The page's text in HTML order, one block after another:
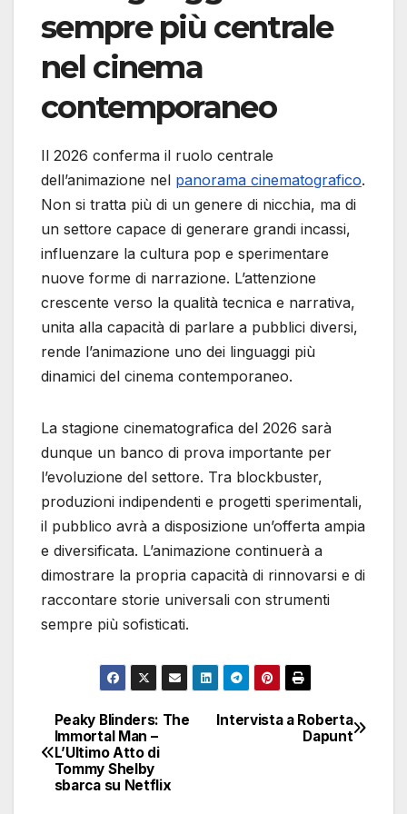
sempre più centrale
nel cinema
contemporaneo
Il 2026 conferma il ruolo centrale
dell’animazione nel panorama cinematografico.
Non si tratta più di un genere di nicchia, ma di
un settore capace di generare grandi incassi,
influenzare la cultura pop e sperimentare
nuove forme di narrazione. L’attenzione
crescente verso la qualità tecnica e narrativa,
unita alla capacità di parlare a pubblici diversi,
rende l’animazione uno dei linguaggi più
dinamici del cinema contemporaneo.
La stagione cinematografica del 2026 sarà
dunque un banco di prova importante per
l’evoluzione del settore. Tra blockbuster,
produzioni indipendenti e progetti sperimentali,
il pubblico avrà a disposizione un’offerta ampia
e diversificata. L’animazione continuerà a
dimostrare la propria capacità di rinnovarsi e di
raccontare storie universali con strumenti
sempre più sofisticati.
Navigazione
articoli
Intervista a Roberta
Dapunt
Peaky Blinders: The
Immortal Man –
L’Ultimo Atto di
Tommy Shelby
sbarca su Netflix